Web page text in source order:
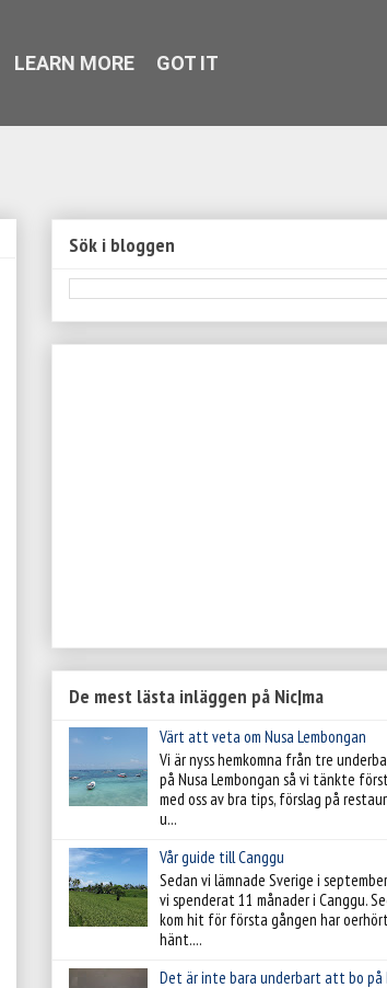
Sök i bloggen
De mest lästa inläggen på Nic|ma
Värt att veta om Nusa Lembongan
Vi är nyss hemkomna från tre
på Nusa Lembongan så vi tänkte
med oss av bra tips, förslag på
u...
Vår guide till Canggu
Sedan vi lämnade Sverige i
vi spenderat 11 månader i Canggu.
kom hit för första gången har
hänt....
Det är inte bara underbart att bo på
LEARN MORE GOT IT